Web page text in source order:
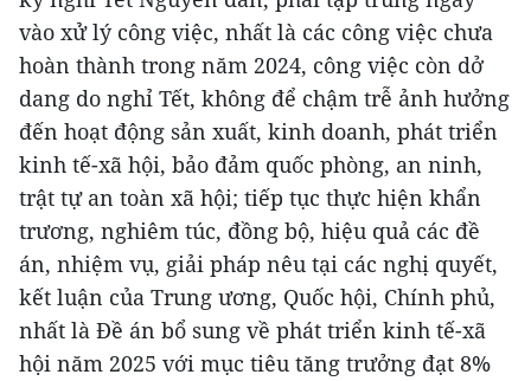
vào xử lý công việc, nhất là các công việc chưa
hoàn thành trong năm 2024, công việc còn dở
dang do nghỉ Tết, không để chậm trễ ảnh hưởng
đến hoạt động sản xuất, kinh doanh, phát triển
kinh tế-xã hội, bảo đảm quốc phòng, an ninh,
trật tự an toàn xã hội; tiếp tục thực hiện khẩn
trương, nghiêm túc, đồng bộ, hiệu quả các đề
án, nhiệm vụ, giải pháp nêu tại các nghị quyết,
kết luận của Trung ương, Quốc hội, Chính phủ,
nhất là Đề án bổ sung về phát triển kinh tế-xã
hội năm 2025 với mục tiêu tăng trưởng đạt 8%